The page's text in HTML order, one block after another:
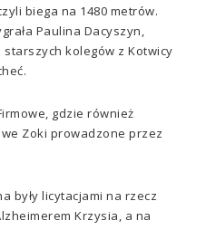
biega na 1480 metrów.
Paulina Dacyszyn,
kolegów z Kotwicy
gdzie również
Zoki prowadzone przez
były licytacjami na rzecz
Krzysia, a na